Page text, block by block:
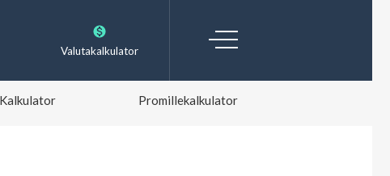
Valutakalkulator
Promillekalkulator